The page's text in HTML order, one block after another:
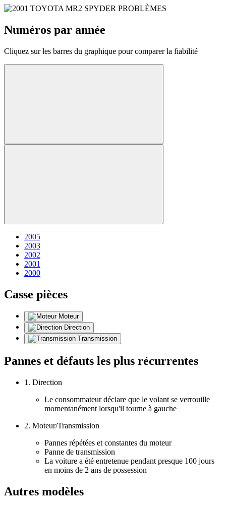
Numéros par année
Cliquez sur les barres du graphique pour comparer la fiabilité
2005
2003
2002
2001
2000
Casse pièces
Moteur
Direction
Transmission
Pannes et défauts les plus récurrentes
1. Direction
Le consommateur déclare que le volant se verrouille
momentanément lorsqu'il tourne à gauche
2. Moteur/Transmission
Pannes répétées et constantes du moteur
Panne de transmission
La voiture a été entretenue pendant presque 100 jours
en moins de 2 ans de possession
Autres modèles